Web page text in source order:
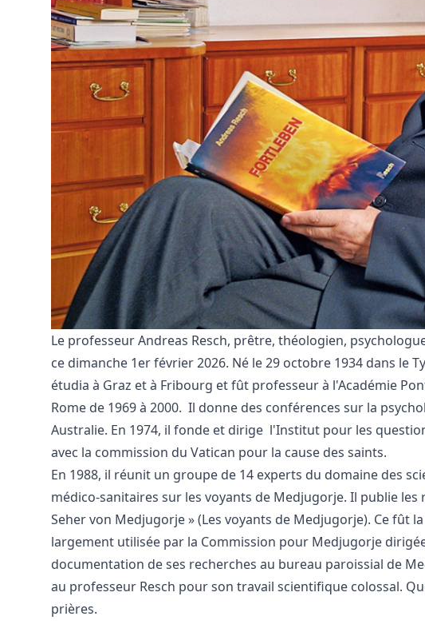
Le professeur Andreas Resch, prêtre, théologien,
ce dimanche 1er février 2026. Né le 29 octobre 1934 dans le
étudia à Graz et à Fribourg et fût professeur à l'Académie
Rome de 1969 à 2000. Il donne des conférences sur la
Australie. En 1974, il fonde et dirige l'Institut pour les
avec la commission du Vatican pour la cause des saints.
En 1988, il réunit un groupe de 14 experts du domaine des
médico-sanitaires sur les voyants de Medjugorje. Il publie
Seher von Medjugorje » (Les voyants de Medjugorje). Ce
largement utilisée par la Commission pour Medjugorje
documentation de ses recherches au bureau paroissial de
au professeur Resch pour son travail scientifique colossal.
prières.